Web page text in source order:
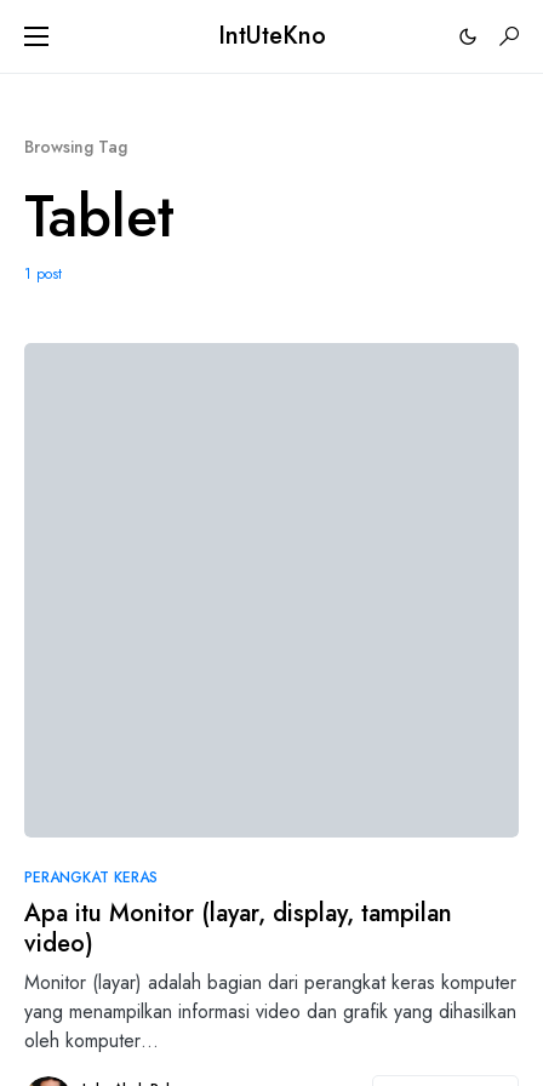
IntUteKno
Browsing Tag
Tablet
1 post
PERANGKAT KERAS
Apa itu Monitor (layar, display, tampilan
video)
Monitor (layar) adalah bagian dari perangkat keras komputer
yang menampilkan informasi video dan grafik yang dihasilkan
oleh komputer…